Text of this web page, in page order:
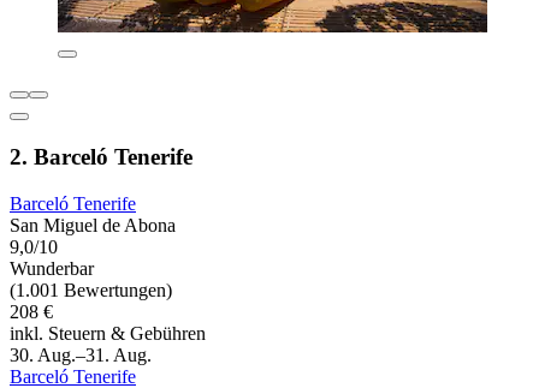
2. Barceló Tenerife
Barceló Tenerife
San Miguel de Abona
9,0/10
Wunderbar
(1.001 Bewertungen)
208 €
inkl. Steuern & Gebühren
30. Aug.–31. Aug.
Barceló Tenerife